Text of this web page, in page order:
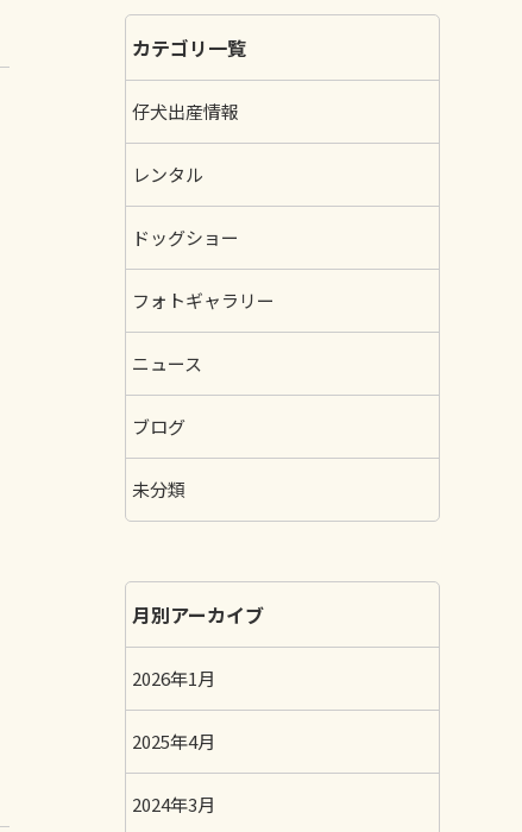
カテゴリ一覧
仔犬出産情報
レンタル
ドッグショー
フォトギャラリー
ニュース
ブログ
未分類
月別アーカイブ
2026年1月
2025年4月
2024年3月